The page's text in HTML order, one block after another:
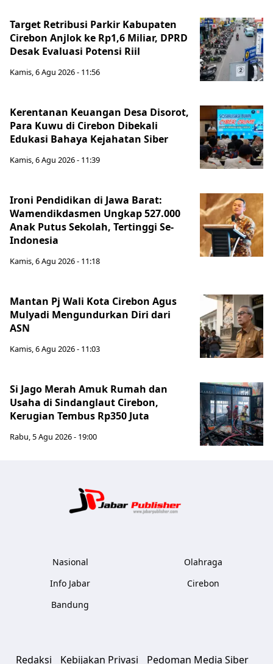
Target Retribusi Parkir Kabupaten
Cirebon Anjlok ke Rp1,6 Miliar, DPRD
Desak Evaluasi Potensi Riil
Kamis, 6 Agu 2026 - 11:56
Kerentanan Keuangan Desa Disorot,
Para Kuwu di Cirebon Dibekali
Edukasi Bahaya Kejahatan Siber
Kamis, 6 Agu 2026 - 11:39
Ironi Pendidikan di Jawa Barat:
Wamendikdasmen Ungkap 527.000
Anak Putus Sekolah, Tertinggi Se-
Indonesia
Kamis, 6 Agu 2026 - 11:18
Mantan Pj Wali Kota Cirebon Agus
Mulyadi Mengundurkan Diri dari
ASN
Kamis, 6 Agu 2026 - 11:03
Si Jago Merah Amuk Rumah dan
Usaha di Sindanglaut Cirebon,
Kerugian Tembus Rp350 Juta
Rabu, 5 Agu 2026 - 19:00
Nasional
Info Jabar
Bandung
Olahraga
Cirebon
Redaksi Kebijakan Privasi Pedoman Media Siber